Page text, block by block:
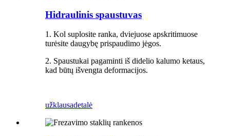
Hidraulinis spaustuvas
1. Kol suplosite ranka, dviejuose apskritimuose
turėsite daugybę prispaudimo jėgos.
2. Spaustukai pagaminti iš didelio kalumo ketaus,
kad būtų išvengta deformacijos.
užklausadetalė